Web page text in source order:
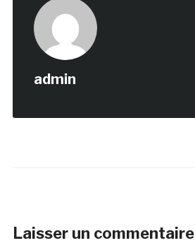
admin
Laisser un commentaire